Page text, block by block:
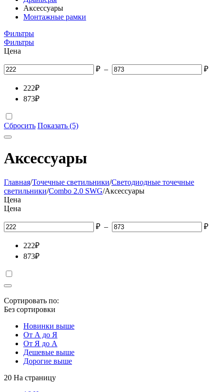
Аксессуары
Монтажные рамки
Фильтры
Фильтры
Цена
₽ – ₽
222₽
873₽
Сбросить Показать (5)
Аксессуары
Главная/Точечные светильники/Светодиодные точечные
светильники/Combo 2.0 SWG/Аксессуары
Цена
Цена
₽ – ₽
222₽
873₽
Сортировать по:
Без сортировки
Новинки выше
От А до Я
От Я до А
Дешевые выше
Дорогие выше
20 На страницу